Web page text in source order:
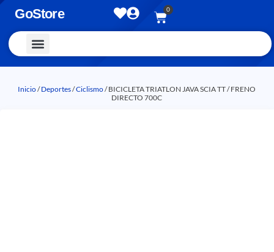
GoStore 0
Inicio/Deportes/Ciclismo/ BICICLETA TRIATLON JAVA SCIA TT / FRENO
DIRECTO 700C